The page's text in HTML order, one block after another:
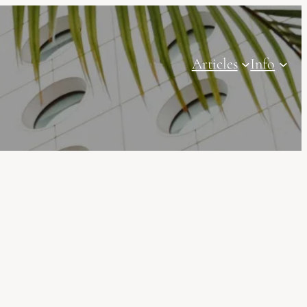
Articles Info